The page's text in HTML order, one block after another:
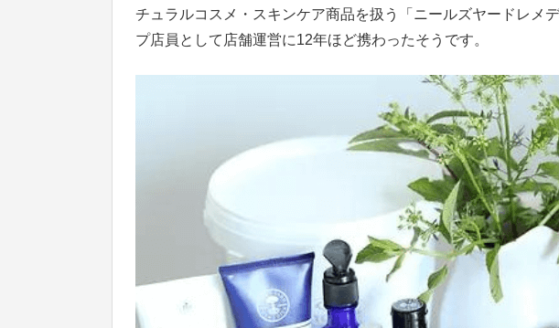
チュラルコスメ・スキンケア商品を扱う「ニールズヤードレメ
プ店員として店舗運営に12年ほど携わったそうです。